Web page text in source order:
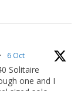
· 6 Oct
Solitaire
one and I